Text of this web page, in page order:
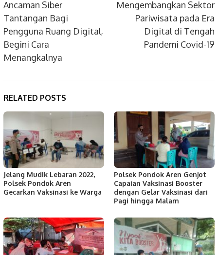
navigation
Ancaman Siber
Tantangan Bagi
Pengguna Ruang Digital,
Begini Cara
Menangkalnya
Mengembangkan Sektor
Pariwisata pada Era
Digital di Tengah
Pandemi Covid-19
RELATED POSTS
Jelang Mudik Lebaran 2022,
Polsek Pondok Aren
Gecarkan Vaksinasi ke Warga
Polsek Pondok Aren Genjot
Capaian Vaksinasi Booster
dengan Gelar Vaksinasi dari
Pagi hingga Malam